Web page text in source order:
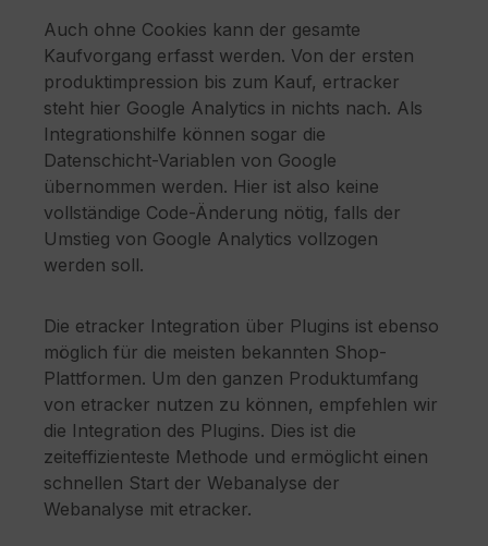
Auch ohne Cookies kann der gesamte
Kaufvorgang erfasst werden. Von der ersten
produktimpression bis zum Kauf, ertracker
steht hier Google Analytics in nichts nach. Als
Integrationshilfe können sogar die
Datenschicht-Variablen von Google
übernommen werden. Hier ist also keine
vollständige Code-Änderung nötig, falls der
Umstieg von Google Analytics vollzogen
werden soll.
Die etracker Integration über Plugins ist ebenso
möglich für die meisten bekannten Shop-
Plattformen. Um den ganzen Produktumfang
von etracker nutzen zu können, empfehlen wir
die Integration des Plugins. Dies ist die
zeiteffizienteste Methode und ermöglicht einen
schnellen Start der Webanalyse der
Webanalyse mit etracker.